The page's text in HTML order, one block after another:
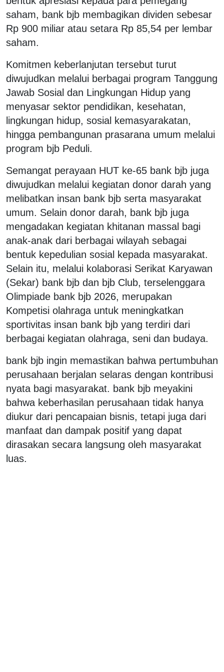
saham, bank bjb membagikan dividen sebesar
Rp 900 miliar atau setara Rp 85,54 per lembar
saham.
Komitmen keberlanjutan tersebut turut
diwujudkan melalui berbagai program Tanggung
Jawab Sosial dan Lingkungan Hidup yang
menyasar sektor pendidikan, kesehatan,
lingkungan hidup, sosial kemasyarakatan,
hingga pembangunan prasarana umum melalui
program bjb Peduli.
Semangat perayaan HUT ke-65 bank bjb juga
diwujudkan melalui kegiatan donor darah yang
melibatkan insan bank bjb serta masyarakat
umum. Selain donor darah, bank bjb juga
mengadakan kegiatan khitanan massal bagi
anak-anak dari berbagai wilayah sebagai
bentuk kepedulian sosial kepada masyarakat.
Selain itu, melalui kolaborasi Serikat Karyawan
(Sekar) bank bjb dan bjb Club, terselenggara
Olimpiade bank bjb 2026, merupakan
Kompetisi olahraga untuk meningkatkan
sportivitas insan bank bjb yang terdiri dari
berbagai kegiatan olahraga, seni dan budaya.
bank bjb ingin memastikan bahwa pertumbuhan
perusahaan berjalan selaras dengan kontribusi
nyata bagi masyarakat. bank bjb meyakini
bahwa keberhasilan perusahaan tidak hanya
diukur dari pencapaian bisnis, tetapi juga dari
manfaat dan dampak positif yang dapat
dirasakan secara langsung oleh masyarakat
luas.